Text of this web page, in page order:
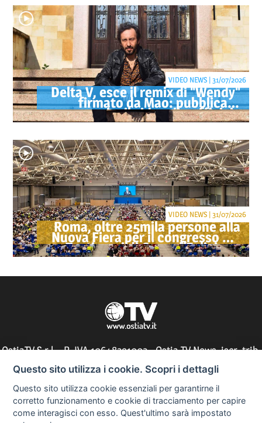
Delta V, esce il remix di "Wendy"
firmato da Mao: pubblicato
anche il videoclip ufficiale
VIDEO NEWS | 31/07/2026
Roma, oltre 25mila persone alla
Nuova Fiera per il congresso dei
Testimoni di Geova "Felici per
sempre"
VIDEO NEWS | 31/07/2026
OstiaTV S.r.l. - P. IVA 10648291002 - Ostia TV News, iscr. trib.
di Roma n° 197/2010 - direttore responsabile: Silvia Tocci
Questo sito utilizza i cookie. Scopri i dettagli
Questo sito utilizza cookie essenziali per garantirne il
corretto funzionamento e cookie di tracciamento per capire
come interagisci con esso. Quest'ultimo sarà impostato